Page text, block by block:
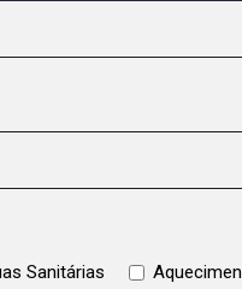
Sanitárias